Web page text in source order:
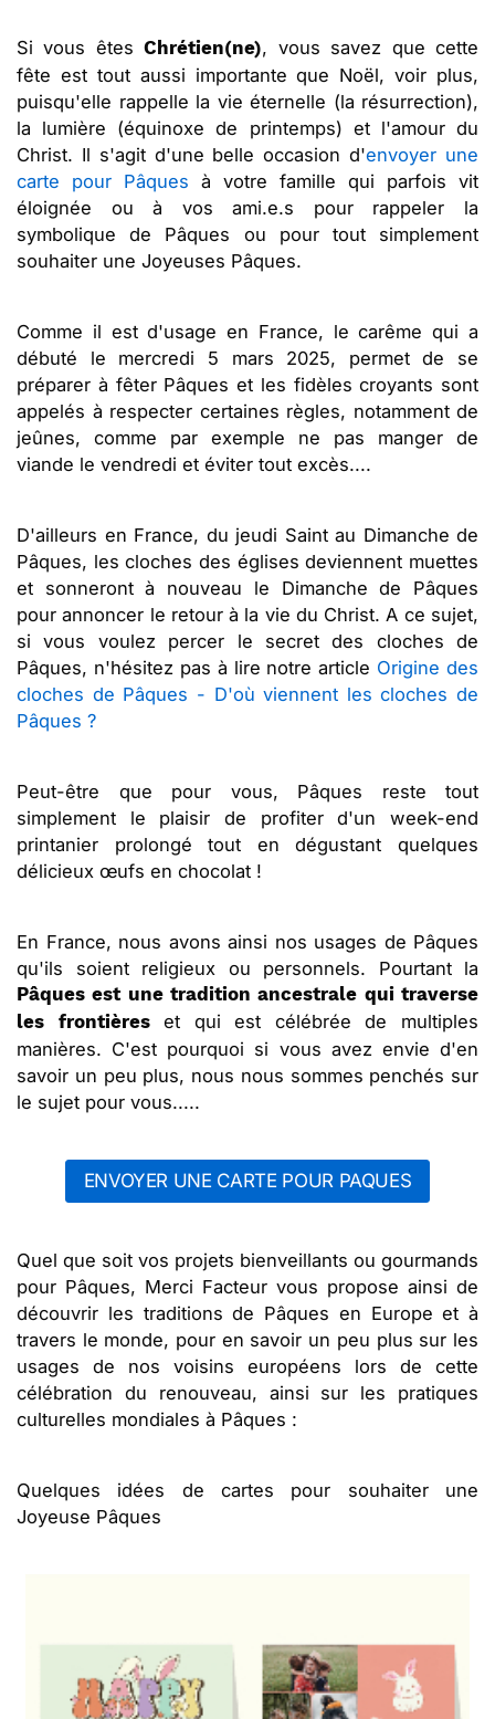
Si vous êtesChrétien(ne), vous savez que cette
fête est tout aussi importante que Noël, voir plus,
puisqu'elle rappelle la vie éternelle (la résurrection),
la lumière (équinoxe de printemps) et l'amour du
Christ. Il s'agit d'une belle occasion d'envoyer une
carte pour Pâques à votre famille qui parfois vit
éloignée ou à vos ami.e.s pour rappeler la
symbolique de Pâques ou pour tout simplement
souhaiter une Joyeuses Pâques.
Comme il est d'usage en France, le carême qui a
débuté le mercredi 5 mars 2025, permet de se
préparer à fêter Pâques et les fidèles croyants sont
appelés à respecter certaines règles, notamment de
jeûnes, comme par exemple ne pas manger de
viande le vendredi et éviter tout excès....
D'ailleurs en France, du jeudi Saint au Dimanche de
Pâques, les cloches des églises deviennent muettes
et sonneront à nouveau le Dimanche de Pâques
pour annoncer le retour à la vie du Christ. A ce sujet,
si vous voulez percer le secret des cloches de
Pâques, n'hésitez pas à lire notre article Origine des
cloches de Pâques - D'où viennent les cloches de
Pâques ?
Peut-être que pour vous, Pâques reste tout
simplement le plaisir de profiter d'un week-end
printanier prolongé tout en dégustant quelques
délicieux œufs en chocolat !
En France, nous avons ainsi nos usages de Pâques
qu'ils soient religieux ou personnels. Pourtant la
Pâques est une tradition ancestrale qui traverse
les frontièreset qui est célébrée de multiples
manières. C'est pourquoi si vous avez envie d'en
savoir un peu plus, nous nous sommes penchés sur
le sujet pour vous.....
ENVOYER UNE CARTE POUR PAQUES
Quel que soit vos projets bienveillants ou gourmands
pour Pâques, Merci Facteur vous propose ainsi de
découvrir les traditions de Pâques en Europe et à
travers le monde, pour en savoir un peu plus sur les
usages de nos voisins européens lors de cette
célébration du renouveau, ainsi sur les pratiques
culturelles mondiales à Pâques :
Quelques idées de cartes pour souhaiter une
Joyeuse Pâques